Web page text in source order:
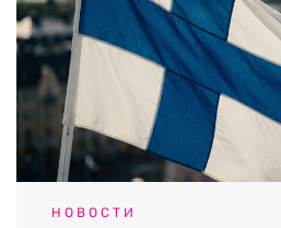
НОВОСТИ